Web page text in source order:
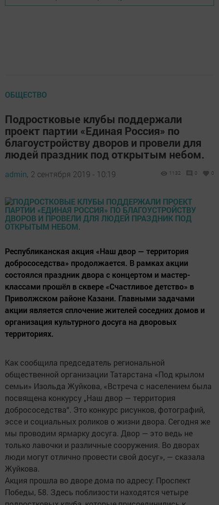
ОБЩЕСТВО
Подростковые клубы поддержали
проект партии «Единая Россия» по
благоустройству дворов и провели для
людей праздник под открытым небом.
admin, 2 сентября 2019 - 10:19 1132 0 0
Республиканская акция «Наш двор — территория
добрососедства» продолжается. В рамках акции
состоялся праздник двора с концертом и мастер-
классами прошёл в сквере «Счастливое детство» в
Приволжском районе Казани. Главными задачами
акции является сплочение жителей соседних домов и
организация культурного досуга на дворовых
территориях.
Как сообщила председатель региональной
общественной организации Татарстана «Под крылом
семьи» Изольда Жуйкова, «Встреча с населением была
посвящена конкурсу „Наш двор — территория
добрососедства“. Это конкурс рисунков, фотографий,
эссе и социальных роликов о жизни двора. Сегодня же
мы проводим ярмарку досуга. Двор — это ведь не
только лавочки и различные сооружения. Во дворах
люди могут отлично провести свой досуг», — сказала
Жуйкова.
Акция прошла во дворе дома по адресу: Проспект
Победы, 58. Здесь поблизости находятся четыре